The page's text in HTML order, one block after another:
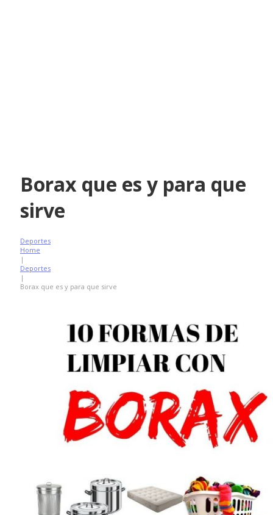
Borax que es y para que
sirve
Deportes
Home
|
Deportes
|
Borax que es y para que sirve